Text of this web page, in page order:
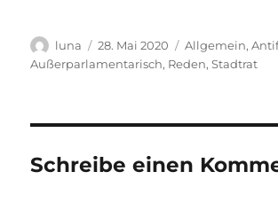
Autor
luna
Veröffentlicht
am
28. Mai 2020 Kategorien
Allgemein,
Außerparlamentarisch, Reden,Stadtrat
Schreibe einen